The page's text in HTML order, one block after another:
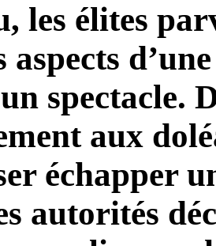
les élites
aspects
spectacle.
aux
échapper
autorités